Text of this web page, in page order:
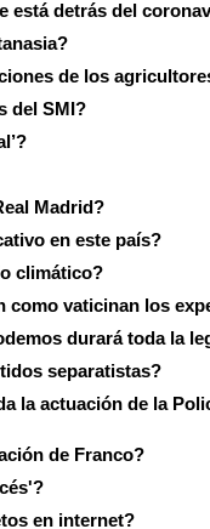
está detrás del
de los
del SMI?
Madrid?
en este país?
climático?
como vaticinan los
durará toda la
separatistas?
la actuación de la
de Franco?
en internet?